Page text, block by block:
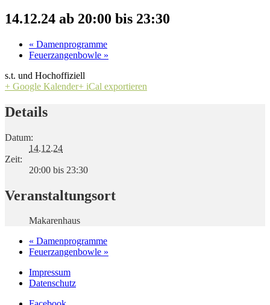
14.12.24 ab 20:00 bis 23:30
« Damenprogramme
Feuerzangenbowle »
s.t. und Hochoffiziell
+ Google Kalender+ iCal exportieren
Details
Datum:
14.12.24
Zeit:
20:00 bis 23:30
Veranstaltungsort
Makarenhaus
« Damenprogramme
Feuerzangenbowle »
Impressum
Datenschutz